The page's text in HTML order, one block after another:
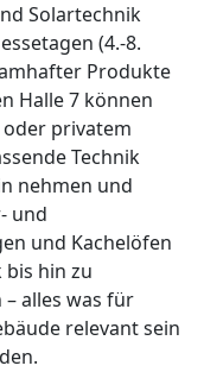
Solartechnik
(4.-8.
Produkte
Halle 7 können
oder privatem
Technik
nehmen und
und
und Kachelöfen
bis hin zu
alles was für
relevant sein